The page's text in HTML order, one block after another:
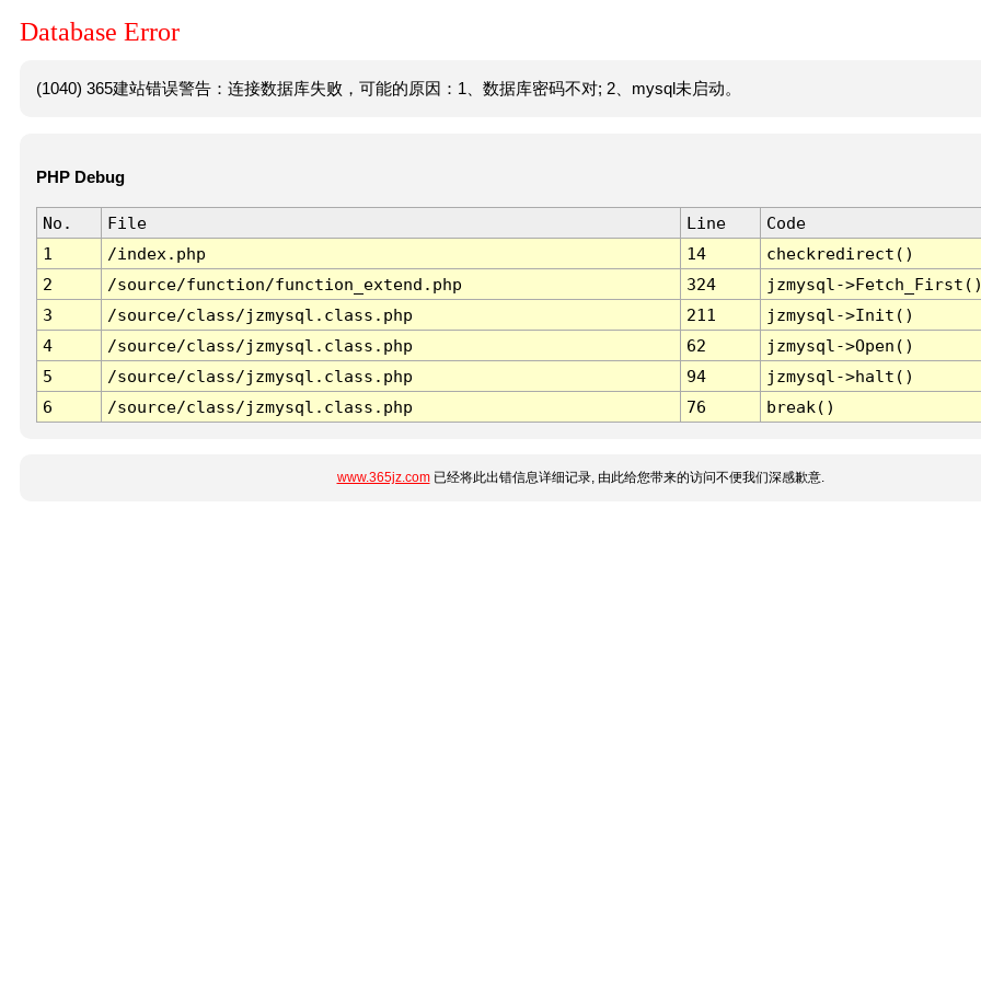
Database Error
(1040) 365建站错误警告：连接数据库失败，可能的原因：1、数据库密码不对; 2、mysql未启动。
PHP Debug
No. File Line
Code
1
/index.php 14
checkredirect()
2
/source/function/function_extend.php 324
jzmysql-
3
/source/class/jzmysql.class.php 211
jzmysql->Init()
4
/source/class/jzmysql.class.php 62
jzmysql->Open()
5
/source/class/jzmysql.class.php 94
jzmysql->halt()
6
/source/class/jzmysql.class.php 76 break()
www.365jz.com已经将此出错信息详细记录, 由此给您带来的访问不便我们深感歉意.